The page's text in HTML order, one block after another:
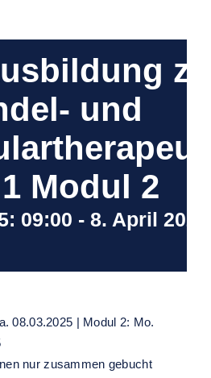
und
Modul 2
09:00 - 8. April
08.03.2025 | Modul 2: Mo.
nur zusammen gebucht